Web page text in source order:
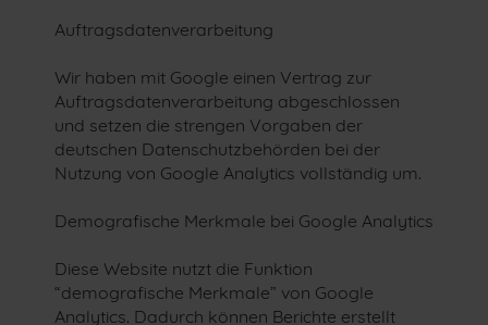
Auftragsdatenverarbeitung
Wir haben mit Google einen Vertrag zur
Auftragsdatenverarbeitung abgeschlossen
und setzen die strengen Vorgaben der
deutschen Datenschutzbehörden bei der
Nutzung von Google Analytics vollständig um.
Demografische Merkmale bei Google Analytics
Diese Website nutzt die Funktion
“demografische Merkmale” von Google
Analytics. Dadurch können Berichte erstellt